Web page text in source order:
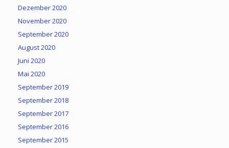
Dezember 2020
November 2020
September 2020
August 2020
Juni 2020
Mai 2020
September 2019
September 2018
September 2017
September 2016
September 2015